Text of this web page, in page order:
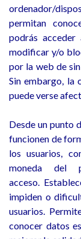
ordenador/
permitan
podrás
modificar y/o
por la web de
Sin embargo, la
puede verse
Desde un punto
funcionen de
los usuarios,
moneda del
acceso.
impiden o
usuarios.
conocer datos